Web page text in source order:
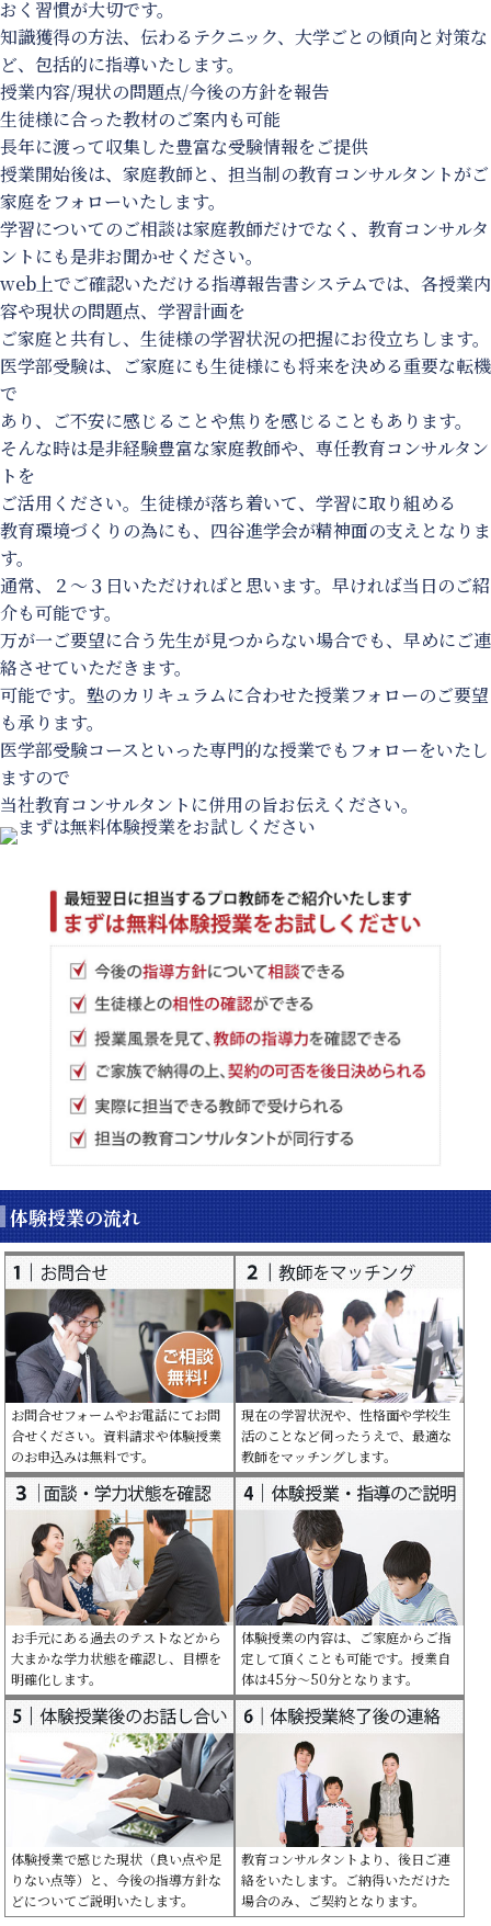
おく習慣が大切です。
知識獲得の方法、伝わるテクニック、大学ごとの傾向と対策な
ど、包括的に指導いたします。
授業内容/現状の問題点/今後の方針を報告
生徒様に合った教材のご案内も可能
長年に渡って収集した豊富な受験情報をご提供
授業開始後は、家庭教師と、担当制の教育コンサルタントがご
家庭をフォローいたします。
学習についてのご相談は家庭教師だけでなく、教育コンサルタ
ントにも是非お聞かせください。
web上でご確認いただける指導報告書システムでは、各授業内
容や現状の問題点、学習計画を
ご家庭と共有し、生徒様の学習状況の把握にお役立ちします。
医学部受験は、ご家庭にも生徒様にも将来を決める重要な転機
で
あり、ご不安に感じることや焦りを感じることもあります。
そんな時は是非経験豊富な家庭教師や、専任教育コンサルタン
トを
ご活用ください。生徒様が落ち着いて、学習に取り組める
教育環境づくりの為にも、四谷進学会が精神面の支えとなりま
す。
通常、２～３日いただければと思います。早ければ当日のご紹
介も可能です。
万が一ご要望に合う先生が見つからない場合でも、早めにご連
絡させていただきます。
可能です。塾のカリキュラムに合わせた授業フォローのご要望
も承ります。
医学部受験コースといった専門的な授業でもフォローをいたし
ますので
当社教育コンサルタントに併用の旨お伝えください。
体験授業の流れ
お問合せフォームやお電話にてお問
合せください。資料請求や体験授業
のお申込みは無料です。
現在の学習状況や、性格面や学校生
活のことなど伺ったうえで、最適な
教師をマッチングします。
お手元にある過去のテストなどから
大まかな学力状態を確認し、目標を
明確化します。
体験授業の内容は、ご家庭からご指
定して頂くことも可能です。授業自
体は45分～50分となります。
体験授業で感じた現状（良い点や足
りない点等）と、今後の指導方針な
どについてご説明いたします。
教育コンサルタントより、後日ご連
絡をいたします。ご納得いただけた
場合のみ、ご契約となります。